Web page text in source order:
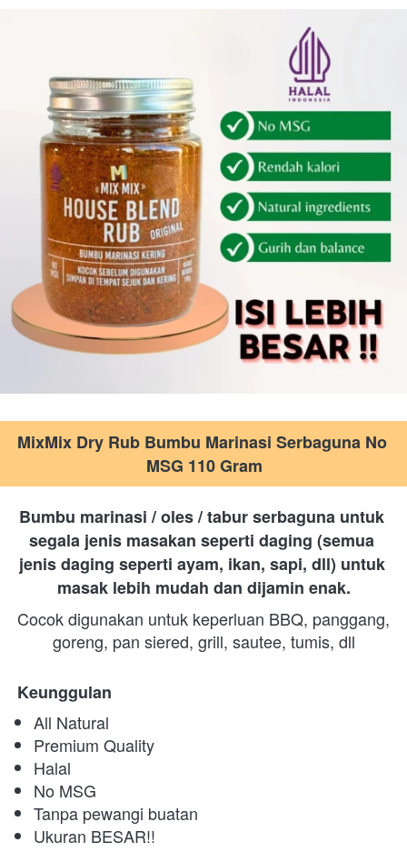
MixMix Dry Rub Bumbu Marinasi Serbaguna No
MSG 110 Gram
Bumbu marinasi / oles / tabur serbaguna untuk
segala jenis masakan seperti daging (semua
jenis daging seperti ayam, ikan, sapi, dll) untuk
masak lebih mudah dan dijamin enak.
Cocok digunakan untuk keperluan BBQ, panggang,
goreng, pan siered, grill, sautee, tumis, dll
Keunggulan
All Natural
Premium Quality
Halal
No MSG
Tanpa pewangi buatan
Ukuran BESAR!!